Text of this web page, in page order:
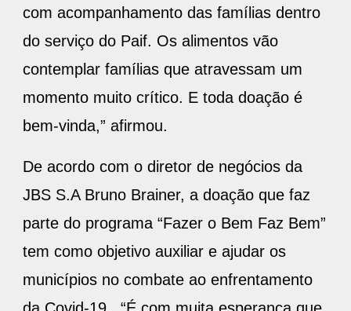
com acompanhamento das famílias dentro
do serviço do Paif. Os alimentos vão
contemplar famílias que atravessam um
momento muito crítico. E toda doação é
bem-vinda,” afirmou.
De acordo com o diretor de negócios da
JBS S.A Bruno Brainer, a doação que faz
parte do programa “Fazer o Bem Faz Bem”
tem como objetivo auxiliar e ajudar os
municípios no combate ao enfrentamento